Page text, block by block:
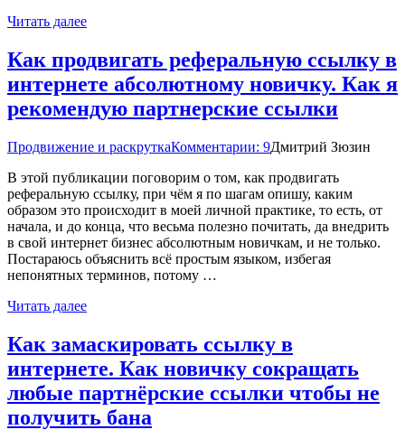
Читать далее
Как продвигать реферальную ссылку в
интернете абсолютному новичку. Как я
рекомендую партнерские ссылки
Продвижение и раскруткаКомментарии: 9Дмитрий Зюзин
В этой публикации поговорим о том, как продвигать
реферальную ссылку, при чём я по шагам опишу, каким
образом это происходит в моей личной практике, то есть, от
начала, и до конца, что весьма полезно почитать, да внедрить
в свой интернет бизнес абсолютным новичкам, и не только.
Постараюсь объяснить всё простым языком, избегая
непонятных терминов, потому …
Читать далее
Как замаскировать ссылку в
интернете. Как новичку сокращать
любые партнёрские ссылки чтобы не
получить бана